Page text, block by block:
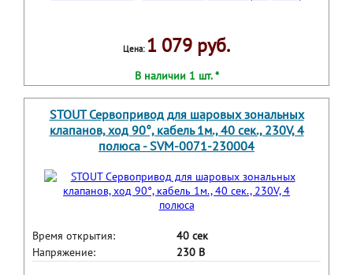
Цена: 1 079 руб.
В наличии 1 шт. *
STOUT Сервопривод для шаровых зональных
клапанов, ход 90°, кабель 1м., 40 сек., 230V, 4
полюса - SVM-0071-230004
Время открытия:
40 сек
Напряжение:
230 В